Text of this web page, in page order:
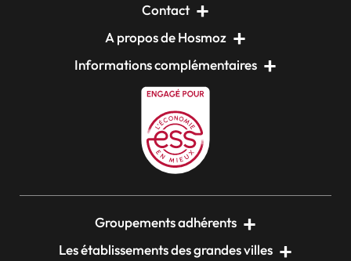
Contact
A propos de Hosmoz
Informations complémentaires
Groupements adhérents
Les établissements des grandes villes